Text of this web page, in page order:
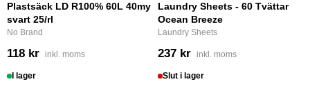
Plastsäck LD R100% 60L 40my
svart 25/rl
No Brand
118 kr inkl. moms
I lager
Laundry Sheets - 60 Tvättar
Ocean Breeze
Laundry Sheets
237 kr inkl. moms
Slut i lager